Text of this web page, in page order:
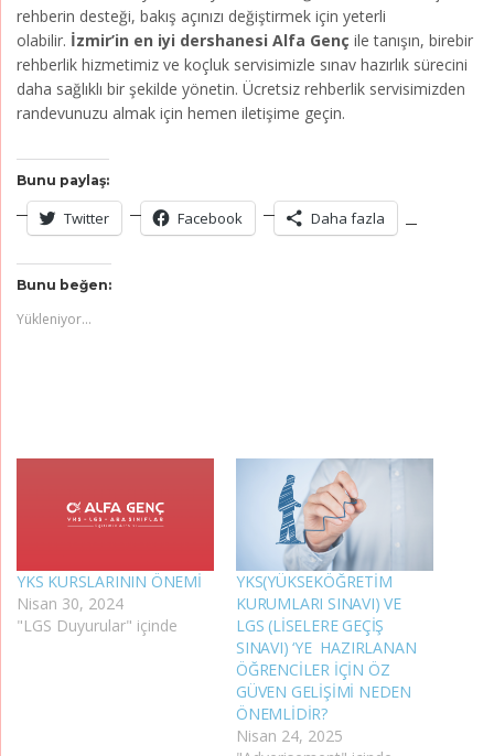
rehberin desteği, bakış açınızı değiştirmek için yeterli
olabilir. İzmir’in en iyi dershanesi Alfa Genç ile tanışın, birebir
rehberlik hizmetimiz ve koçluk servisimizle sınav hazırlık sürecini
daha sağlıklı bir şekilde yönetin. Ücretsiz rehberlik servisimizden
randevunuzu almak için hemen iletişime geçin.
Bunu paylaş:
Twitter Facebook Daha fazla
Bunu beğen:
Yükleniyor...
YKS KURSLARININ ÖNEMİ
Nisan 30, 2024
"LGS Duyurular" içinde
YKS(YÜKSEKÖĞRETİM
KURUMLARI SINAVI) VE
LGS (LİSELERE GEÇİŞ
SINAVI) ‘YE HAZIRLANAN
ÖĞRENCİLER İÇİN ÖZ
GÜVEN GELİŞİMİ NEDEN
ÖNEMLİDİR?
Nisan 24, 2025